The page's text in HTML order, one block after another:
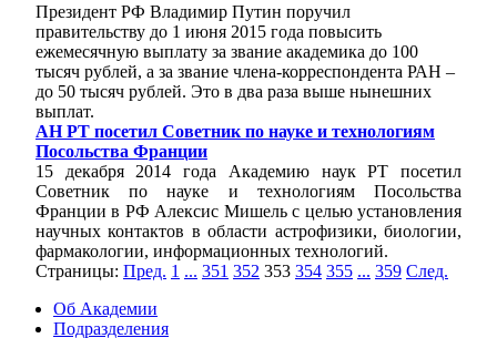
Президент РФ Владимир Путин поручил
правительству до 1 июня 2015 года повысить
ежемесячную выплату за звание академика до 100
тысяч рублей, а за звание члена-корреспондента РАН –
до 50 тысяч рублей. Это в два раза выше нынешних
выплат.
АН РТ посетил Советник по науке и технологиям
Посольства Франции
15 декабря 2014 года Академию наук РТ посетил
Советник по науке и технологиям Посольства
Франции в РФ Алексис Мишель с целью установления
научных контактов в области астрофизики, биологии,
фармакологии, информационных технологий.
Страницы: Пред. 1 ... 351 352 353 354 355 ... 359 След.
Об Академии
Подразделения